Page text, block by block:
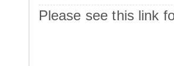
Please see this link